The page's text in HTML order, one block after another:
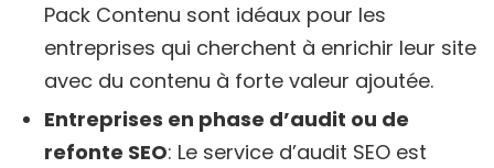
Pack Contenu sont idéaux pour les
entreprises qui cherchent à enrichir leur site
avec du contenu à forte valeur ajoutée.
Entreprises en phase d’audit ou de
refonte SEO: Le service d’audit SEO est